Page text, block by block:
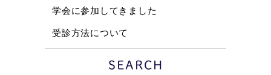
学会に参加してきました
受診方法について
SEARCH